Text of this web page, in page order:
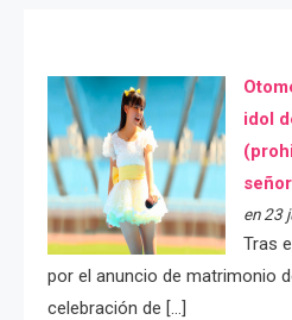
idol
en 23
Tras
por el anuncio de matrimonio
celebración de […]